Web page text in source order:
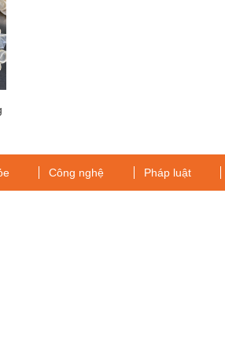
Công nghệ Pháp luật